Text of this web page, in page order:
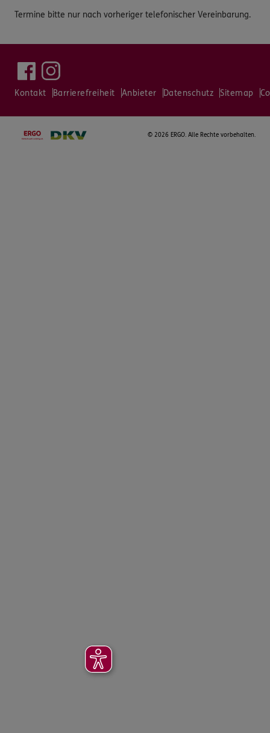
Termine bitte nur nach vorheriger telefonischer Vereinbarung.
Kontakt Barrierefreiheit Anbieter Datenschutz Sitemap
© 2026 ERGO. Alle Rechte vorbehalten.